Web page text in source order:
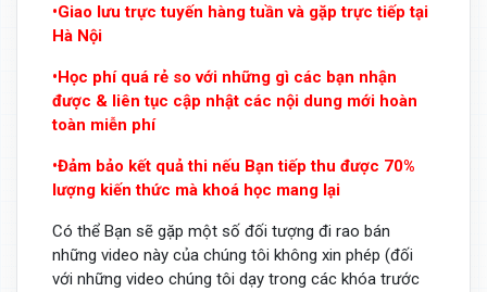
•Giao lưu trực tuyến hàng tuần và gặp trực tiếp tại
Hà Nội
•Học phí quá rẻ so với những gì các bạn nhận
được & liên tục cập nhật các nội dung mới hoàn
toàn miễn phí
•Đảm bảo kết quả thi nếu Bạn tiếp thu được 70%
lượng kiến thức mà khoá học mang lại
Có thể Bạn sẽ gặp một số đối tượng đi rao bán
những video này của chúng tôi không xin phép (đối
với những video chúng tôi dạy trong các khóa trước